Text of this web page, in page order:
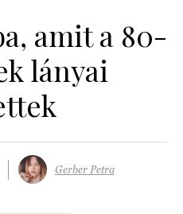
amit a 80-
lányai
Gerber Petra